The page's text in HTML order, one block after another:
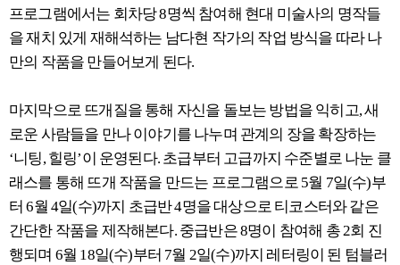
프로그램에서는 회차당 8명씩 참여해 현대 미술사의 명작들
을 재치 있게 재해석하는 남다현 작가의 작업 방식을 따라 나
만의 작품을 만들어보게 된다.
마지막으로 뜨개질을 통해 자신을 돌보는 방법을 익히고, 새
로운 사람들을 만나 이야기를 나누며 관계의 장을 확장하는
‘니팅, 힐링’이 운영된다. 초급부터 고급까지 수준별로 나눈 클
래스를 통해 뜨개 작품을 만드는 프로그램으로 5월 7일(수)부
터 6월 4일(수)까지 초급반 4명을 대상으로 티코스터와 같은
간단한 작품을 제작해본다. 중급반은 8명이 참여해 총 2회 진
행되며 6월 18일(수)부터 7월 2일(수)까지 레터링이 된 텀블러